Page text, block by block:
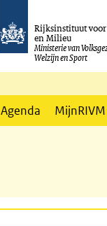
Rijksinstituut
en Milieu
Ministerie van
Welzijn en Sport
Agenda MijnRIVM